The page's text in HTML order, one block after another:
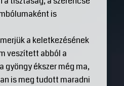
is
a keletkezésének
veszített abból a
gyöngy ékszer még ma,
is meg tudott maradni